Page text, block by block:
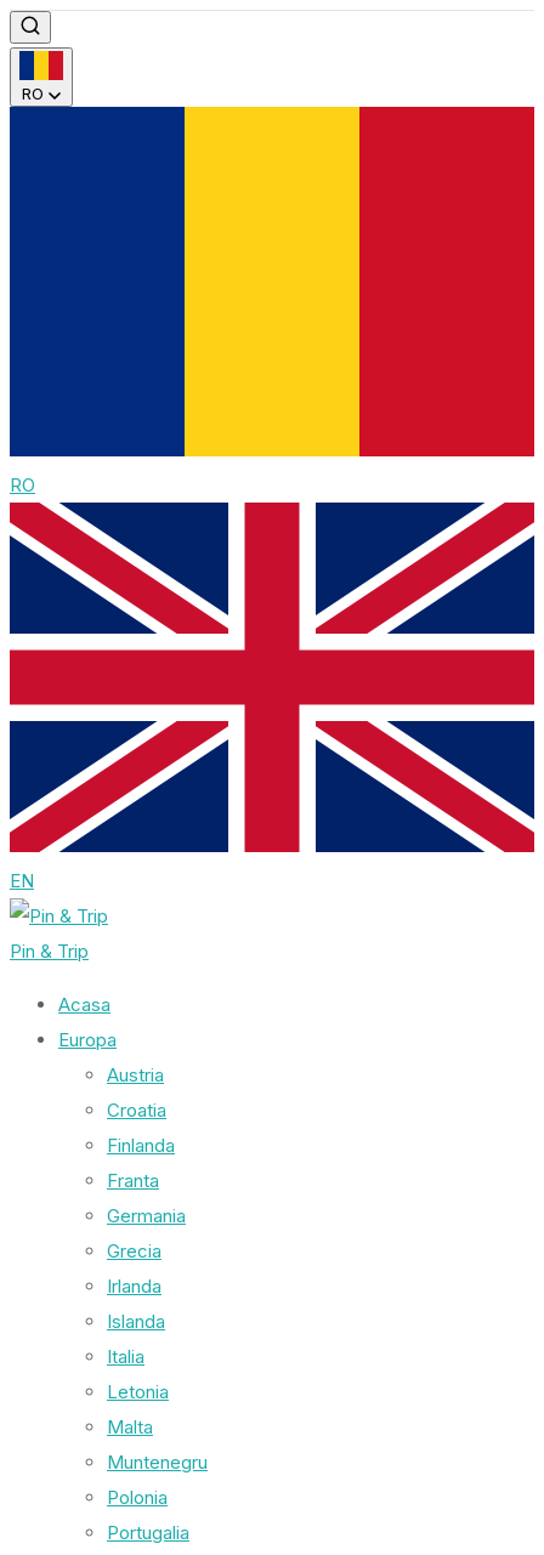
RO
RO
EN
Pin & Trip
Acasa
Europa
Austria
Croatia
Finlanda
Franta
Germania
Grecia
Irlanda
Islanda
Italia
Letonia
Malta
Muntenegru
Polonia
Portugalia